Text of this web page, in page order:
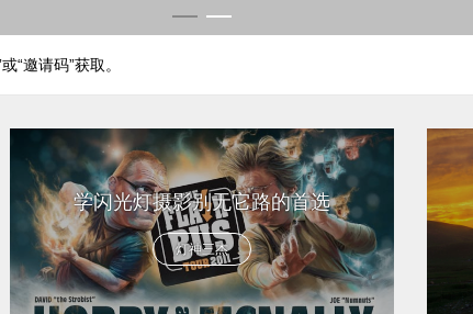
“邀请码”获取。
学闪光灯摄影别无它路的首选
灯神三杰